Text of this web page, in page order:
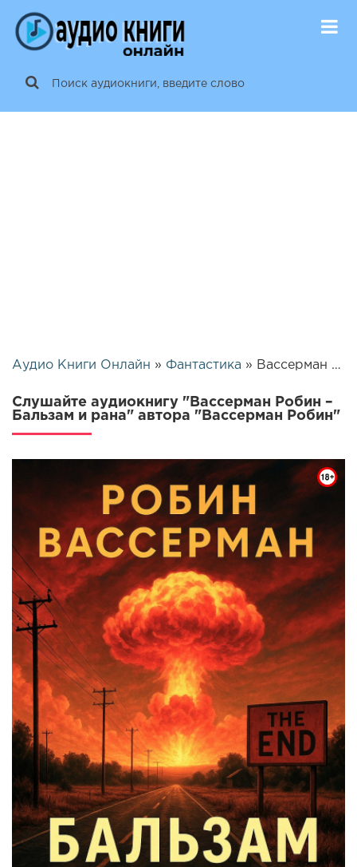
Аудио Книги Онлайн » Фантастика » Вассерман Робин – Бальзам и рана | 25807
Слушайте аудиокнигу "Вассерман Робин –
Бальзам и рана" автора "Вассерман Робин"